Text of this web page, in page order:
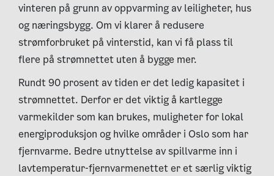
vinteren på grunn av oppvarming av leiligheter, hus
og næringsbygg. Om vi klarer å redusere
strømforbruket på vinterstid, kan vi få plass til
flere på strømnettet uten å bygge mer.
Rundt 90 prosent av tiden er det ledig kapasitet i
strømnettet. Derfor er det viktig å kartlegge
varmekilder som kan brukes, muligheter for lokal
energiproduksjon og hvilke områder i Oslo som har
fjernvarme. Bedre utnyttelse av spillvarme inn i
lavtemperatur-fjernvarmenettet er et særlig viktig